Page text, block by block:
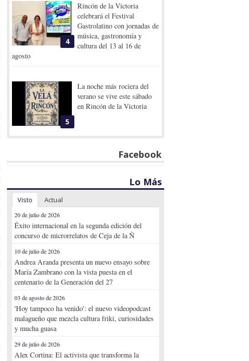
4
Rincón de la Victoria
celebrará el Festival
Gastrolatino con jornadas de
música, gastronomía y
cultura del 13 al 16 de
agosto
5
La noche más rociera del
verano se vive este sábado
en Rincón de la Victoria
Facebook
Lo Más
Visto Actual
20 de julio de 2026
Éxito internacional en la segunda edición del
concurso de microrrelatos de Ceja de la Ñ
10 de julio de 2026
Andrea Aranda presenta un nuevo ensayo sobre
María Zambrano con la vista puesta en el
centenario de la Generación del 27
03 de agosto de 2026
'Hoy tampoco ha venido': el nuevo videopodcast
malagueño que mezcla cultura friki, curiosidades
y mucha guasa
29 de julio de 2026
Alex Cortina: El activista que transforma la